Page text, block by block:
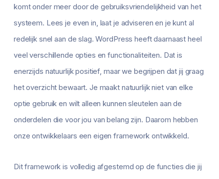
komt onder meer door de gebruiksvriendelijkheid van het
systeem. Lees je even in, laat je adviseren en je kunt al
redelijk snel aan de slag. WordPress heeft daarnaast heel
veel verschillende opties en functionaliteiten. Dat is
enerzijds natuurlijk positief, maar we begrijpen dat jij graag
het overzicht bewaart. Je maakt natuurlijk niet van elke
optie gebruik en wilt alleen kunnen sleutelen aan de
onderdelen die voor jou van belang zijn. Daarom hebben
onze ontwikkelaars een eigen framework ontwikkeld.
Dit framework is volledig afgestemd op de functies die jij